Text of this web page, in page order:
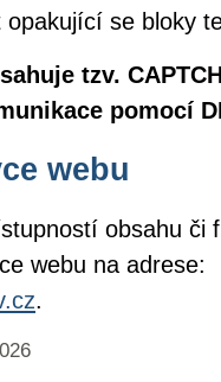
opakující se bloky
tzv.
pomocí
webu
obsahu či
webu na adrese:
.